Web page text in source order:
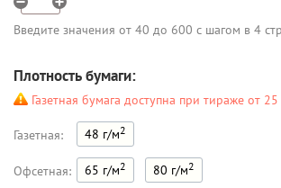
Введите значения от 40 до 600 с шагом в 4
Плотность бумаги:
Газетная бумага доступна при тираже от
Газетная: 48 г/м2
Офсетная: 65 г/м2 80 г/м2